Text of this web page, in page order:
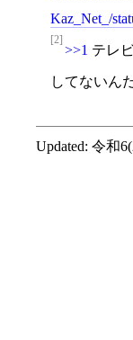
Kaz_Net_/
[2]
>>1 テレ
してないん
Updated: 令和